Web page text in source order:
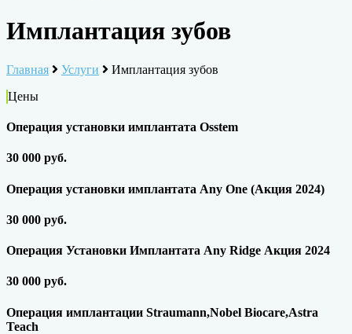
Имплантация зубов
Главная Услуги
Имплантация зубов
Цены
Операция установки имплантата Osstem
30 000 руб.
Операция установки имплантата Аny One (Акция 2024)
30 000 руб.
Операция Установки Имплантата Any Ridge Акция 2024
30 000 руб.
Операция имплантации Straumann,Nobel Biocare,Astra
Teach